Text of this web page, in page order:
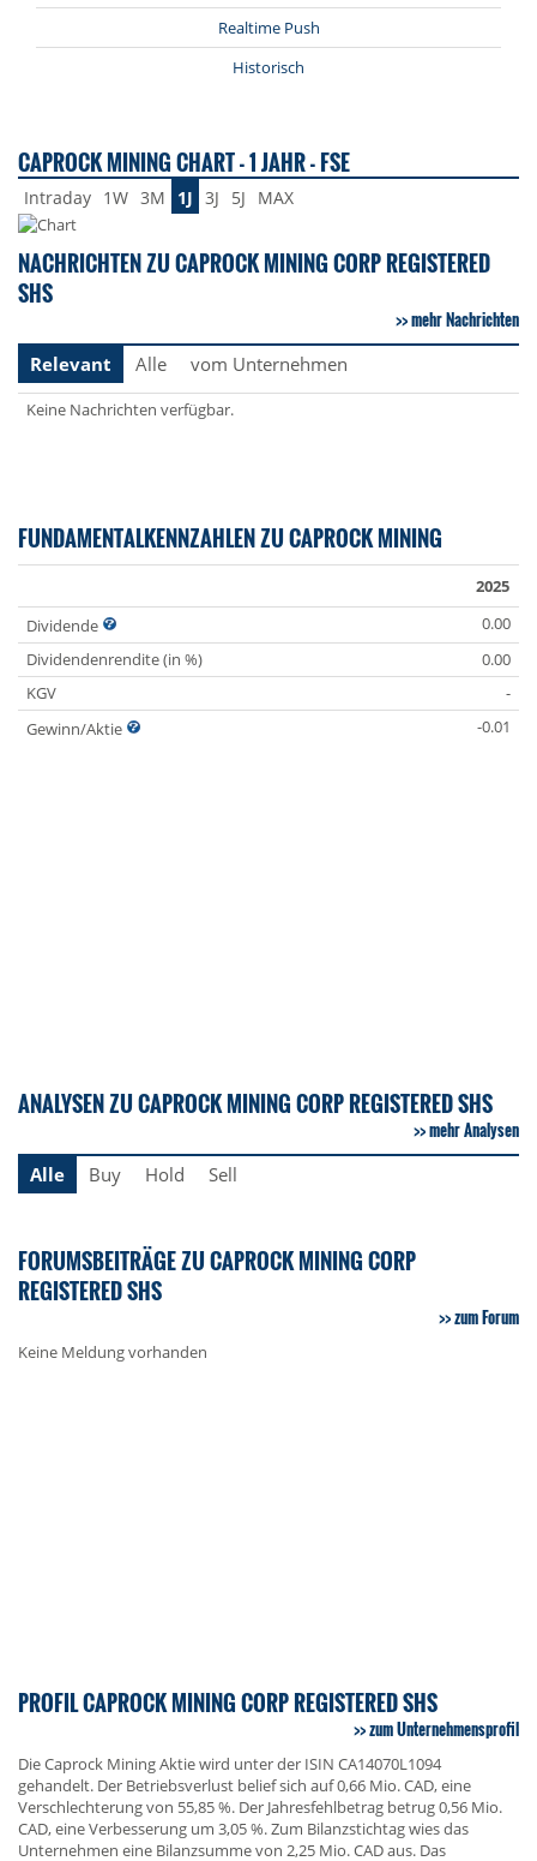
Realtime Push
Historisch
CAPROCK MINING CHART - 1 JAHR - FSE
Intraday 1W 3M 1J 3J 5J MAX
NACHRICHTEN ZU CAPROCK MINING CORP REGISTERED
SHS
mehr Nachrichten
Relevant
Alle vom Unternehmen
Keine Nachrichten verfügbar.
FUNDAMENTALKENNZAHLEN ZU CAPROCK MINING
2025
Dividende
0.00
Dividendenrendite (in %)
0.00
KGV
-
Gewinn/Aktie
-0.01
ANALYSEN ZU CAPROCK MINING CORP REGISTERED SHS
mehr Analysen
Alle
Buy Hold Sell
FORUMSBEITRÄGE ZU CAPROCK MINING CORP
REGISTERED SHS
zum Forum
Keine Meldung vorhanden
PROFIL CAPROCK MINING CORP REGISTERED SHS
zum Unternehmensprofil
Die Caprock Mining Aktie wird unter der ISIN CA14070L1094
gehandelt. Der Betriebsverlust belief sich auf 0,66 Mio. CAD, eine
Verschlechterung von 55,85 %. Der Jahresfehlbetrag betrug 0,56 Mio.
CAD, eine Verbesserung um 3,05 %. Zum Bilanzstichtag wies das
Unternehmen eine Bilanzsumme von 2,25 Mio. CAD aus. Das